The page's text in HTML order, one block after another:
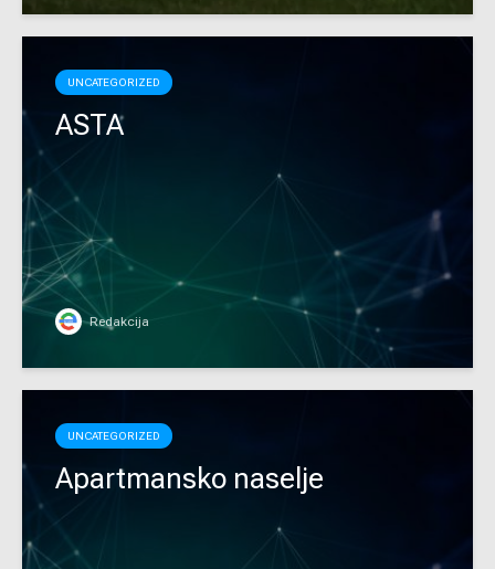
UNCATEGORIZED
ASTA
Redakcija
UNCATEGORIZED
Apartmansko naselje